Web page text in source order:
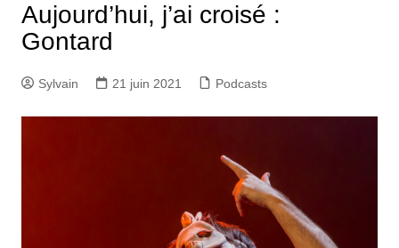
Aujourd’hui, j’ai croisé :
Gontard
Sylvain 21 juin 2021 Podcasts